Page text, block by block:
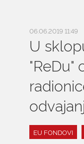
06.06.2019 11:49
U
"ReDu"
EU FONDOVI